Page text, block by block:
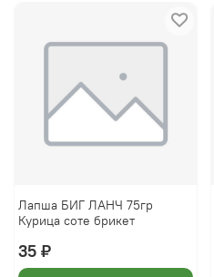
Лапша БИГ ЛАНЧ 75гр
Курица соте брикет
35 ₽